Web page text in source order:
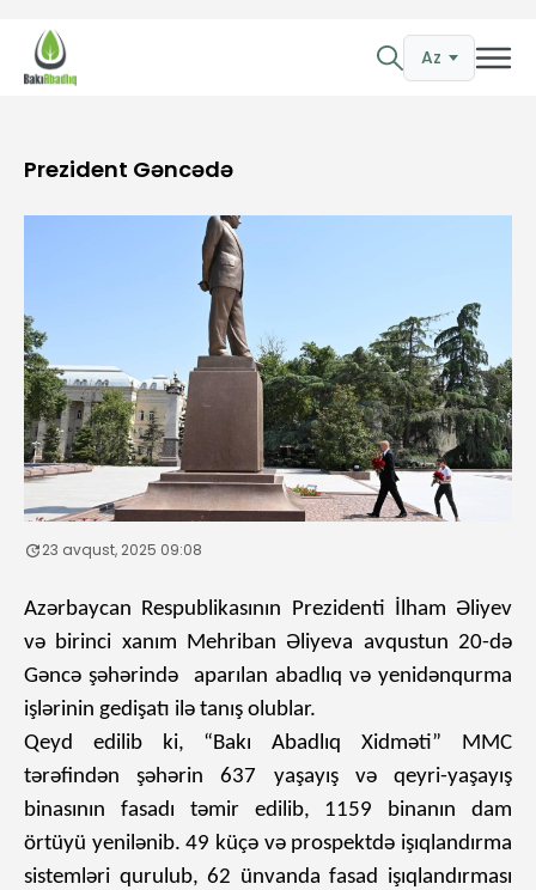
Az
Prezident Gəncədə
23 avqust, 2025 09:08
Azərbaycan Respublikasının Prezidenti İlham Əliyev
və birinci xanım Mehriban Əliyeva avqustun 20-də
Gəncə şəhərində aparılan abadlıq və yenidənqurma
işlərinin gedişatı ilə tanış olublar.
Qeyd edilib ki, “Bakı Abadlıq Xidməti” MMC
tərəfindən şəhərin 637 yaşayış və qeyri-yaşayış
binasının fasadı təmir edilib, 1159 binanın dam
örtüyü yenilənib. 49 küçə və prospektdə işıqlandırma
sistemləri qurulub, 62 ünvanda fasad işıqlandırması